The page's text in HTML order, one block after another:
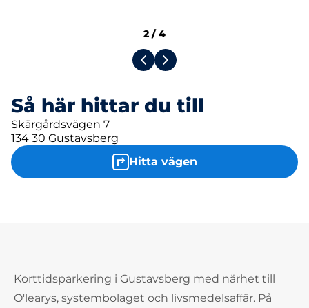
Så här hittar du till
Skärgårdsvägen 7
134 30 Gustavsberg
Hitta vägen
2 /4
Korttidsparkering i Gustavsberg med närhet till
O'learys, systembolaget och livsmedelsaffär. På